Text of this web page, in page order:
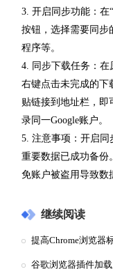
3. 开启同步功能：在
按钮，选择需要同步
程序等。
4. 同步下载任务：在
右键点击未完成的下
贴链接到地址栏，即
录同一Google账户。
5. 注意事项：开启
重要数据已成功备份
免账户被盗用导致数
继续阅读
提高Chrome浏览器